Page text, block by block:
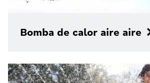
Bomba de calor aire aire